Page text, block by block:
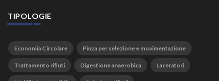
TIPOLOGIE
Economia Circolare Pinza per selezione e movimentazione
Trattamento rifiuti Digestione anaerobica Laceratori